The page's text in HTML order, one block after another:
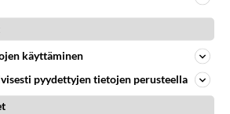
käyttäminen
pyydettyjen tietojen perusteella